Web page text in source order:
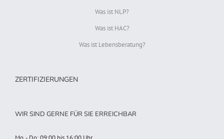
Was ist NLP?
Was ist HAC?
Was ist Lebensberatung?
ZERTIFIZIERUNGEN
WIR SIND GERNE FÜR SIE ERREICHBAR